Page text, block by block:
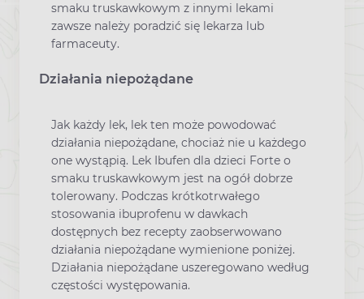
smaku truskawkowym z innymi lekami
zawsze należy poradzić się lekarza lub
farmaceuty.
Działania niepożądane
Jak każdy lek, lek ten może powodować
działania niepożądane, chociaż nie u każdego
one wystąpią. Lek Ibufen dla dzieci Forte o
smaku truskawkowym jest na ogół dobrze
tolerowany. Podczas krótkotrwałego
stosowania ibuprofenu w dawkach
dostępnych bez recepty zaobserwowano
działania niepożądane wymienione poniżej.
Działania niepożądane uszeregowano według
częstości występowania.